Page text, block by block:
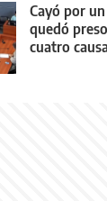
Cayó por
quedó
cuatro